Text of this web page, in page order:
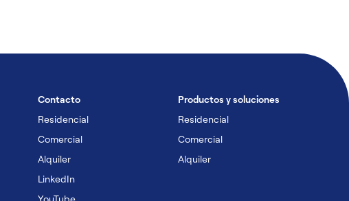
Contacto
Residencial
Comercial
Alquiler
LinkedIn
YouTube
Productos y soluciones
Residencial
Comercial
Alquiler